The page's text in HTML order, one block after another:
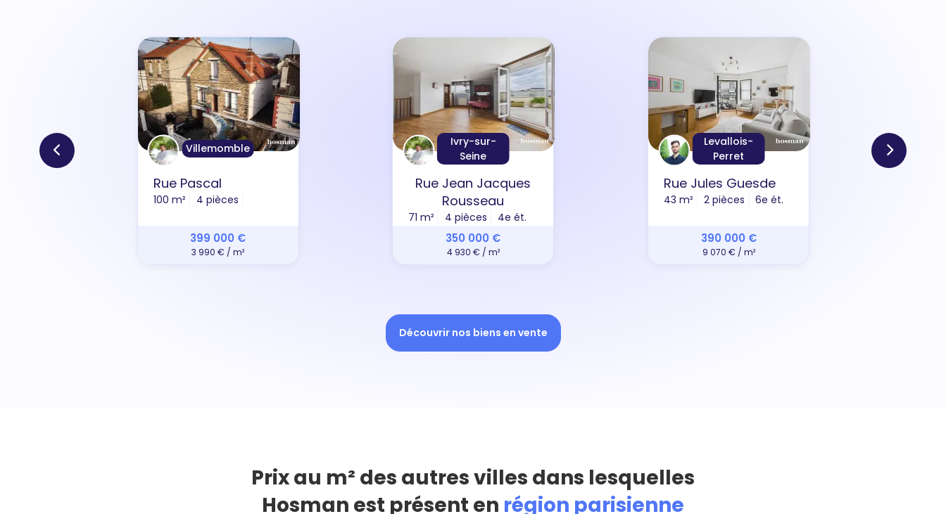
Villemomble
Rue Pascal
100 m² 4 pièces
399 000 €
3 990 € / m²
Ivry-sur-
Seine
Rue Jean Jacques
Rousseau
71 m² 4 pièces 4e ét.
350 000 €
4 930 € / m²
Levallois-
Perret
Rue Jules Guesde
43 m² 2 pièces 6e ét.
390 000 €
9 070 € / m²
Découvrir nos biens en vente
Prix au m² des autres villes dans lesquelles
Hosman est présent en région parisienne